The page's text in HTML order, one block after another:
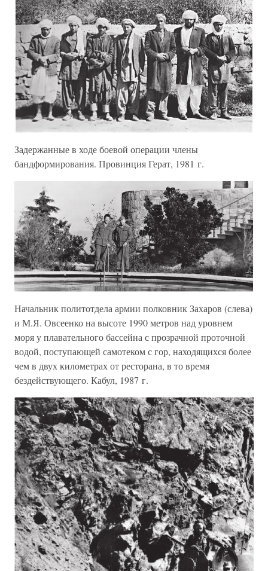
Задержанные в ходе боевой операции члены
бандформирования. Провинция Герат, 1981 г.
Начальник политотдела армии полковник Захаров (слева)
и М.Я. Овсеенко на высоте 1990 метров над уровнем
моря у плавательного бассейна с прозрачной проточной
водой, поступающей самотеком с гор, находящихся более
чем в двух километрах от ресторана, в то время
бездействующего. Кабул, 1987 г.